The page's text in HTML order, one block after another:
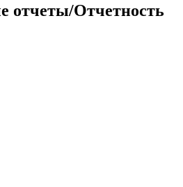
отчеты/Отчетность